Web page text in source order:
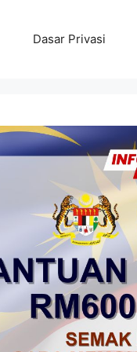
Dasar Privasi